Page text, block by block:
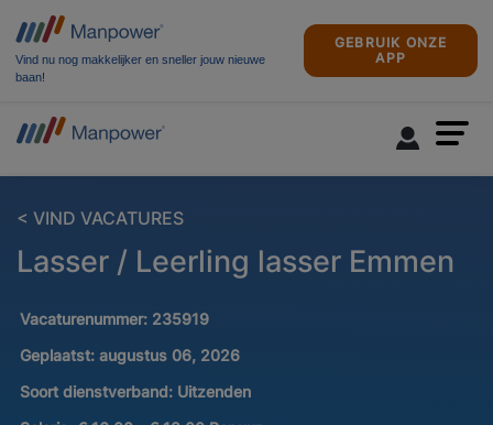
Vind nu nog makkelijker en sneller jouw nieuwe
baan!
GEBRUIK ONZE
APP
< VIND VACATURES
Lasser / Leerling lasser Emmen
Vacaturenummer: 235919
Geplaatst: augustus 06, 2026
Soort dienstverband: Uitzenden